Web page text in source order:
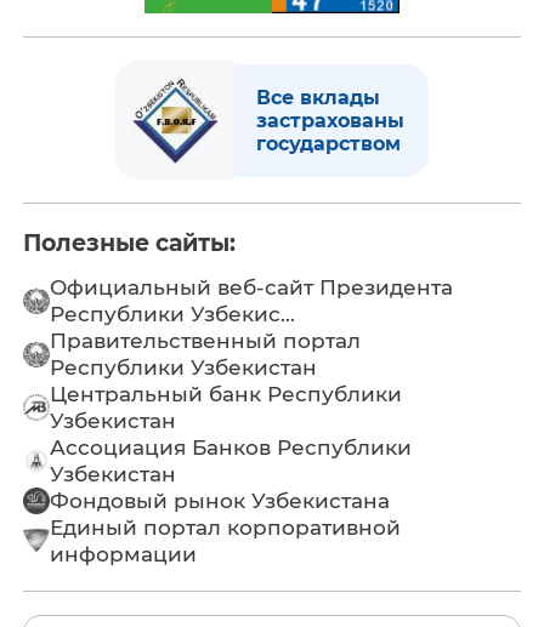
Все вклады
застрахованы
государством
Полезные сайты:
Официальный веб-сайт Президента
Республики Узбекис...
Правительственный портал
Республики Узбекистан
Центральный банк Республики
Узбекистан
Ассоциация Банков Республики
Узбекистан
Фондовый рынок Узбекистана
Единый портал корпоративной
информации